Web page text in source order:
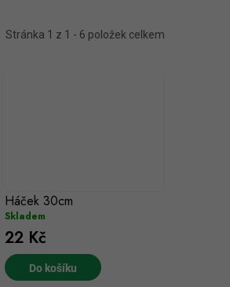
Stránka 1 z 1 - 6 položek celkem
Háček 30cm
Skladem
22 Kč
Do košíku